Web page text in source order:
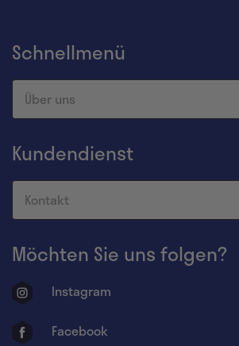
Schnellmenü
Über uns
Kundendienst
Kontakt
Möchten Sie uns folgen?
Instagram
Facebook